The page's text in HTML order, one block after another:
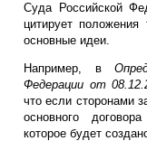
Суда Российской
цитирует
основные идеи.
Например, в
Федерации от
что если сторонами
основного
которое будет